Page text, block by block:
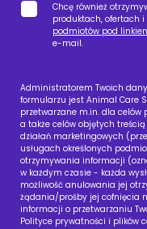
Chcę również
produktach, ofertach
podmiotów pod
e-mail.
Administratorem Twoich
formularzu jest Animal Care
przetwarzane m.in. dla
a także celów objętych
działań marketingowych
usługach określonych
otrzymywania informacji
w każdym czasie - każda
możliwość anulowania jej
żądania/prośby jej cofnięcia
informacji o przetwarzaniu
Polityce prywatności i plików